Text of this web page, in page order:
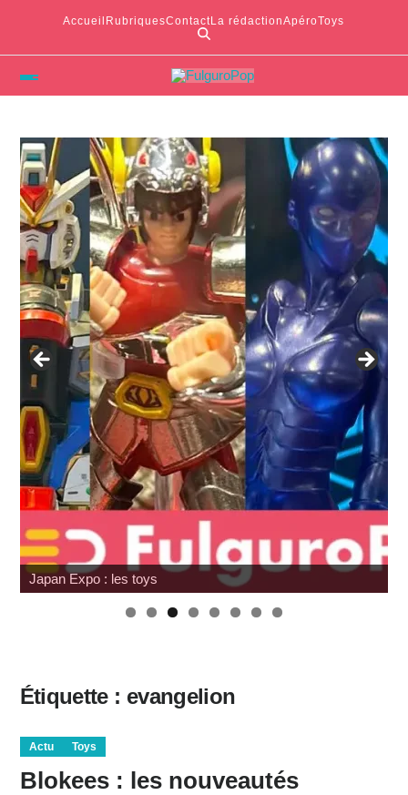
Accueil RubriquesContactLa rédactionApéroToys
Japan Expo : les toys
Étiquette : evangelion
Actu Toys
Blokees : les nouveautés